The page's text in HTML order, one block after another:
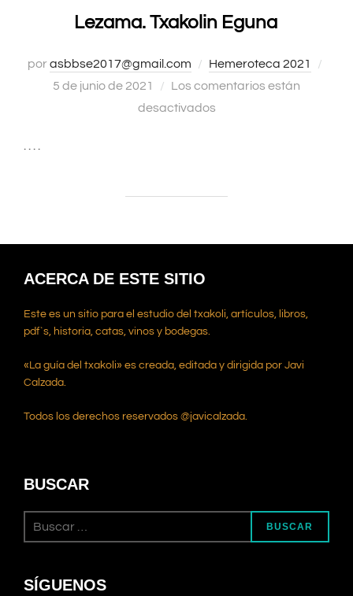
Lezama. Txakolin Eguna
porasbbse2017@gmail.com Hemeroteca 2021
5 de junio de 2021
Los comentarios están
desactivados
. . . .
ACERCA DE ESTE SITIO
Este es un sitio para el estudio del txakoli, artículos, libros,
pdf`s, historia, catas, vinos y bodegas.
«La guía del txakoli» es creada, editada y dirigida por Javi
Calzada.
Todos los derechos reservados @javicalzada.
BUSCAR
BUSCAR
SÍGUENOS